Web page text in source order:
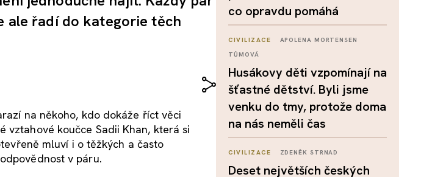
ale řadí do kategorie těch
na někoho, kdo dokáže říct věci
vztahové koučce Sadii Khan, která si
mluví i o těžkých a často
v páru.
co opravdu pomáhá
CIVILIZACE
APOLENA MORTENSEN
TŮMOVÁ
Husákovy děti vzpomínají na
šťastné dětství. Byli jsme
venku do tmy, protože doma
na nás neměli čas
CIVILIZACE ZDENĚK STRNAD
Deset největších českých